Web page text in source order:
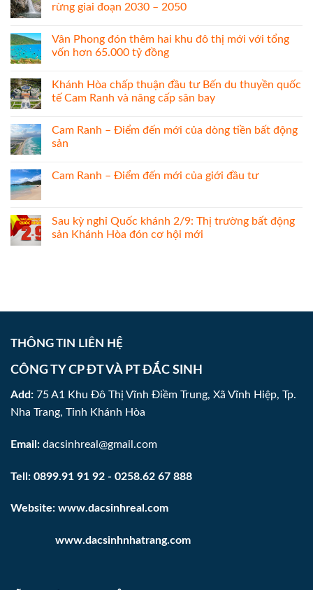
rừng giai đoạn 2030 – 2050
Vân Phong đón thêm hai khu đô thị mới với tổng
vốn hơn 65.000 tỷ đồng
Khánh Hòa chấp thuận đầu tư Bến du thuyền quốc
tế Cam Ranh và nâng cấp sân bay
Cam Ranh – Điểm đến mới của dòng tiền bất động
sản
Cam Ranh – Điểm đến mới của giới đầu tư
Sau kỳ nghỉ Quốc khánh 2/9: Thị trường bất động
sản Khánh Hòa đón cơ hội mới
THÔNG TIN LIÊN HỆ
CÔNG TY CP ĐT VÀ PT ĐẮC SINH
Add: 75 A1 Khu Đô Thị Vĩnh Điềm Trung, Xã Vĩnh Hiệp, Tp.
Nha Trang, Tỉnh Khánh Hòa
Email: dacsinhreal@gmail.com
Tell: 0899.91 91 92 - 0258.62 67 888
Website: www.dacsinhreal.com
www.dacsinhnhatrang.com